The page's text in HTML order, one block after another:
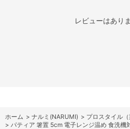
レビューはあり
ホーム > ナルミ(NARUMI) > プロスタイル（
> パティア 箸置 5cm 電子レンジ温め 食洗